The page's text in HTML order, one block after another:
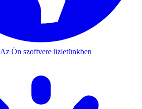
Az Ön szoftvere üzletünkben